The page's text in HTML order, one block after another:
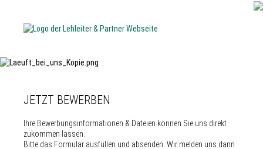
JETZT BEWERBEN
Ihre Bewerbungsinformationen & Dateien können Sie uns direkt
zukommen lassen.
Bitte das Formular ausfüllen und absenden. Wir melden uns dann